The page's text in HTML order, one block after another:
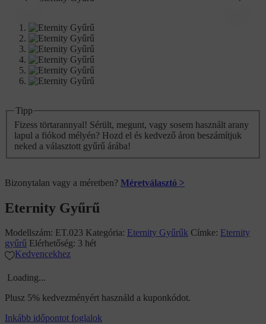
Tipp
Fizess törtarannyal! Sérült, megunt, vagy sosem használt arany
lapul a fiókod mélyén? Hozd el és kedvező áron beszámítjuk
neked a választott gyűrű árába!
Bizonytalan vagy a méretben? Méretválasztó >
Eternity Gyűrű
Modellszám: ET.023 Kategória: Eternity Gyűrűk Címke: Eternity
gyűrű Elérhetőség: 3 hét
Kedvencekhez
Loading...
Plusz 5% kedvezményért használd a kuponkódot.
Inkább időpontot foglalok